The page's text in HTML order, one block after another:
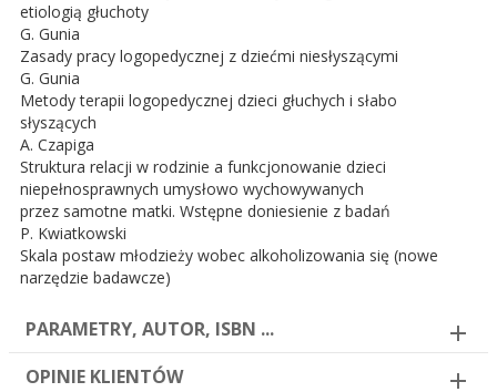
etiologią głuchoty
G. Gunia
Zasady pracy logopedycznej z dziećmi niesłyszącymi
G. Gunia
Metody terapii logopedycznej dzieci głuchych i słabo
słyszących
A. Czapiga
Struktura relacji w rodzinie a funkcjonowanie dzieci
niepełnosprawnych umysłowo wychowywanych
przez samotne matki. Wstępne doniesienie z badań
P. Kwiatkowski
Skala postaw młodzieży wobec alkoholizowania się (nowe
narzędzie badawcze)
PARAMETRY, AUTOR, ISBN ...
OPINIE KLIENTÓW